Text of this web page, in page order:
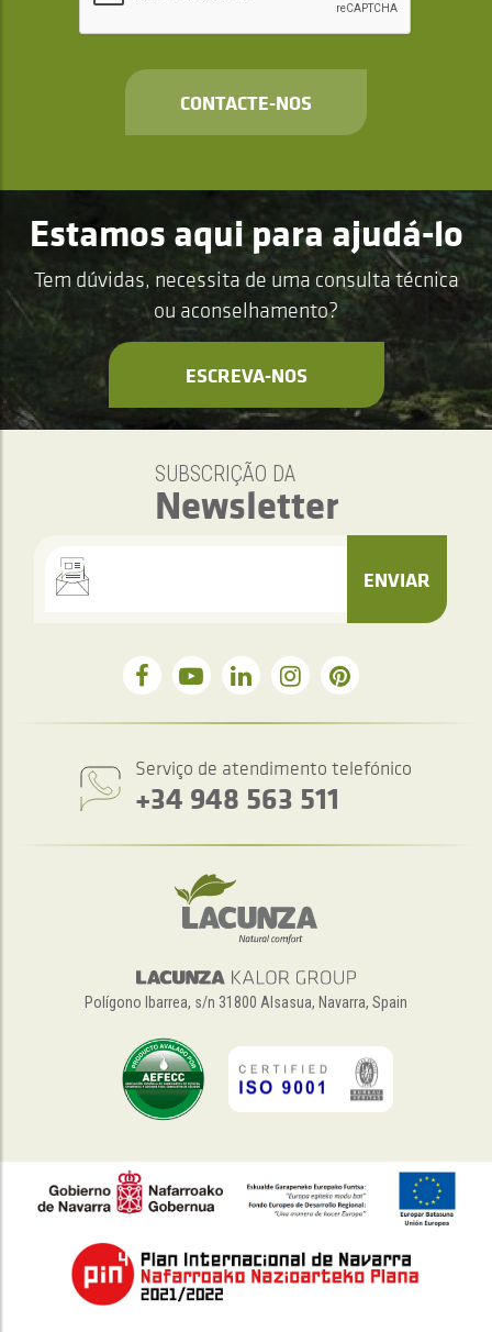
CONTACTE-NOS
Estamos aqui para ajudá-lo
Tem dúvidas, necessita de uma consulta técnica
ou aconselhamento?
ESCREVA-NOS
SUBSCRIÇÃO DA
Newsletter
ENVIAR
Serviço de atendimento telefónico
+34 948 563 511
Polígono Ibarrea, s/n 31800 Alsasua, Navarra, Spain